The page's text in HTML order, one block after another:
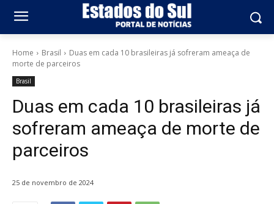
Home Brasil
Duas em cada 10 brasileiras já sofreram ameaça de
morte de parceiros
Brasil
Duas em cada 10 brasileiras já
sofreram ameaça de morte de
parceiros
25 de novembro de 2024